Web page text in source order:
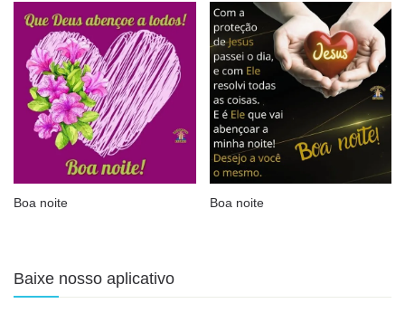
Boa noite Boa noite
Baixe nosso aplicativo